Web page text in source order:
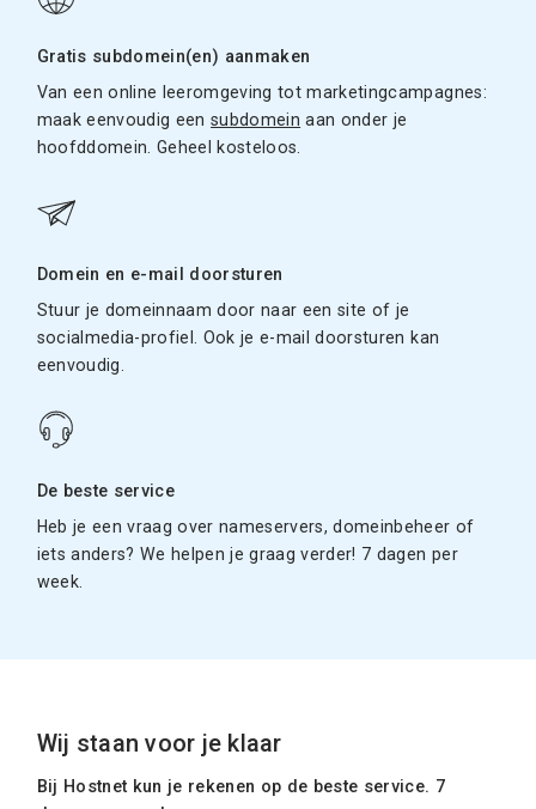
Gratis subdomein(en) aanmaken
Van een online leeromgeving tot marketingcampagnes:
maak eenvoudig eensubdomein aan onder je
hoofddomein. Geheel kosteloos.
Domein en e-mail doorsturen
Stuur je domeinnaam door naar een site of je
socialmedia-profiel. Ook je e-mail doorsturen kan
eenvoudig.
De beste service
Heb je een vraag over nameservers, domeinbeheer of
iets anders? We helpen je graag verder! 7 dagen per
week.
Wij staan voor je klaar
Bij Hostnet kun je rekenen op de beste service. 7